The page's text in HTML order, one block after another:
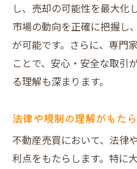
し、売却の可能性を最大化
市場の動向を正確に把握し
が可能です。さらに、専門
ことで、安心・安全な取引
る理解も深まります。
法律や規制の理解がもた
不動産売買において、法律
利点をもたらします。特に